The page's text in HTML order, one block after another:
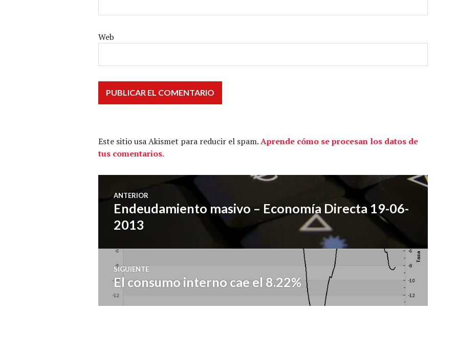
Web
Este sitio usa Akismet para reducir el spam.Aprende cómo se procesan los datos de
tus comentarios.
Navegación
de
entradas
ANTERIOR
Entrada
anterior:
Endeudamiento masivo – Economía Directa 19-06-
2013
SIGUIENTE
Entrada
siguiente:
El consumo interno cae el 8.22%